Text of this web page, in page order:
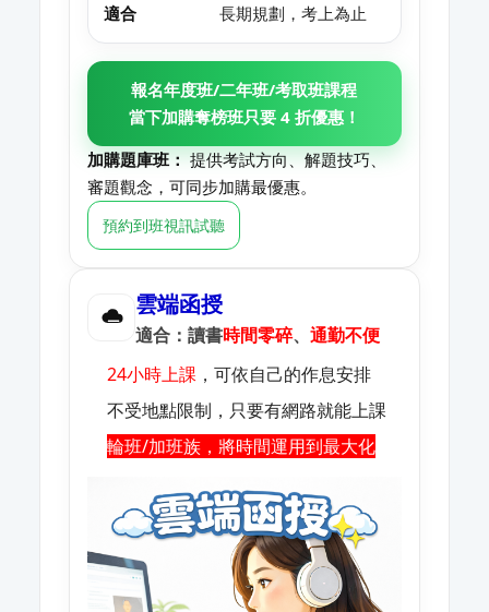
適合
長期規劃，考上為止
報名年度班/二年班/考取班課程
當下加購奪榜班只要 4 折優惠！
加購題庫班：提供考試方向、解題技巧、
審題觀念，可同步加購最優惠。
預約到班視訊試聽
雲端函授
適合：讀書時間零碎、 通勤不便
24小時上課，可依自己的作息安排
不受地點限制，只要有網路就能上課
輪班/加班族，將時間運用到最大化